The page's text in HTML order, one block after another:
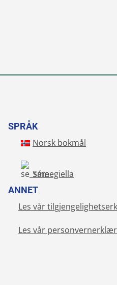
SPRÅK
Norsk bokmål
Sámegiella
ANNET
Les vår
Les vår